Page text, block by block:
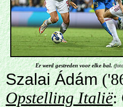
Er werd gestreden voor elke bal.
Szalai Ádám
Opstelling Italië: